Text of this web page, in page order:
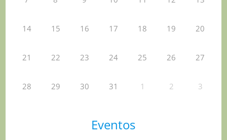
14 15 16 17 18 19 20
21 22 23 24 25 26 27
28 29 30 31 1 2 3
Eventos